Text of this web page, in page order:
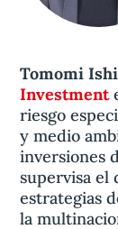
Tomomi
Investment
riesgo
y medio
inversiones
supervisa el
estrategias
la